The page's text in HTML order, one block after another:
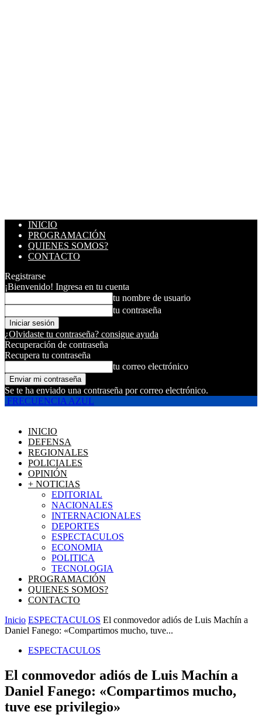
INICIO
PROGRAMACIÓN
QUIENES SOMOS?
CONTACTO
Registrarse
¡Bienvenido! Ingresa en tu cuenta
tu nombre de usuario
tu contraseña
¿Olvidaste tu contraseña? consigue ayuda
Recuperación de contraseña
Recupera tu contraseña
tu correo electrónico
Se te ha enviado una contraseña por correo electrónico.
FRECUENCIA AZUL
INICIO
DEFENSA
REGIONALES
POLICIALES
OPINIÓN
+ NOTICIAS
EDITORIAL
NACIONALES
INTERNACIONALES
DEPORTES
ESPECTACULOS
ECONOMIA
POLITICA
TECNOLOGIA
PROGRAMACIÓN
QUIENES SOMOS?
CONTACTO
Inicio ESPECTACULOS El conmovedor adiós de Luis Machín a
Daniel Fanego: «Compartimos mucho, tuve...
ESPECTACULOS
El conmovedor adiós de Luis Machín a
Daniel Fanego: «Compartimos mucho,
tuve ese privilegio»